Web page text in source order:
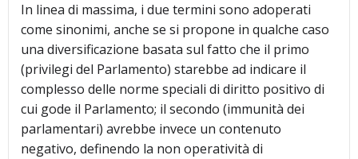
In linea di massima, i due termini sono adoperati
come sinonimi, anche se si propone in qualche caso
una diversificazione basata sul fatto che il primo
(privilegi del Parlamento) starebbe ad indicare il
complesso delle norme speciali di diritto positivo di
cui gode il Parlamento; il secondo (immunità dei
parlamentari) avrebbe invece un contenuto
negativo, definendo la non operatività di